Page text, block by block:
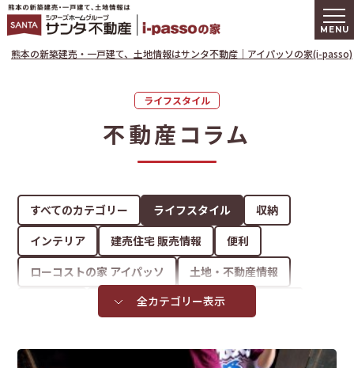
熊本の新築
熊本の新築建売・一戸建て、土地情報はサンタ不動産｜アイパッソの家(i-passo)
ライフスタイル
不動産コラム
すべてのカテゴリー ライフスタイル
収納
インテリア
建売住宅 販売情報
便利
ローコストの家 アイパッソ
土地・不動産情報
土地選びのポイント
住宅の豆知識